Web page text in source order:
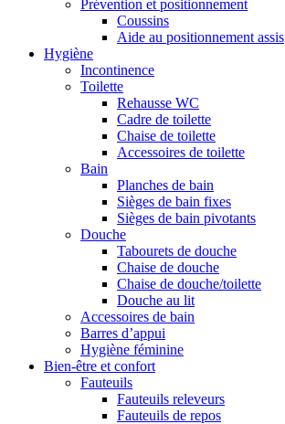
Prévention et positionnement
Coussins
Aide au positionnement assis
Hygiène
Incontinence
Toilette
Rehausse WC
Cadre de toilette
Chaise de toilette
Accessoires de toilette
Bain
Planches de bain
Sièges de bain fixes
Sièges de bain pivotants
Douche
Tabourets de douche
Chaise de douche
Chaise de douche/toilette
Douche au lit
Accessoires de bain
Barres d’appui
Hygiène féminine
Bien-être et confort
Fauteuils
Fauteuils releveurs
Fauteuils de repos